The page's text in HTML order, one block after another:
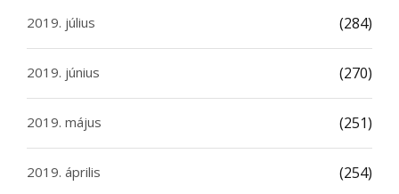
2019. július (284)
2019. június (270)
2019. május (251)
2019. április (254)